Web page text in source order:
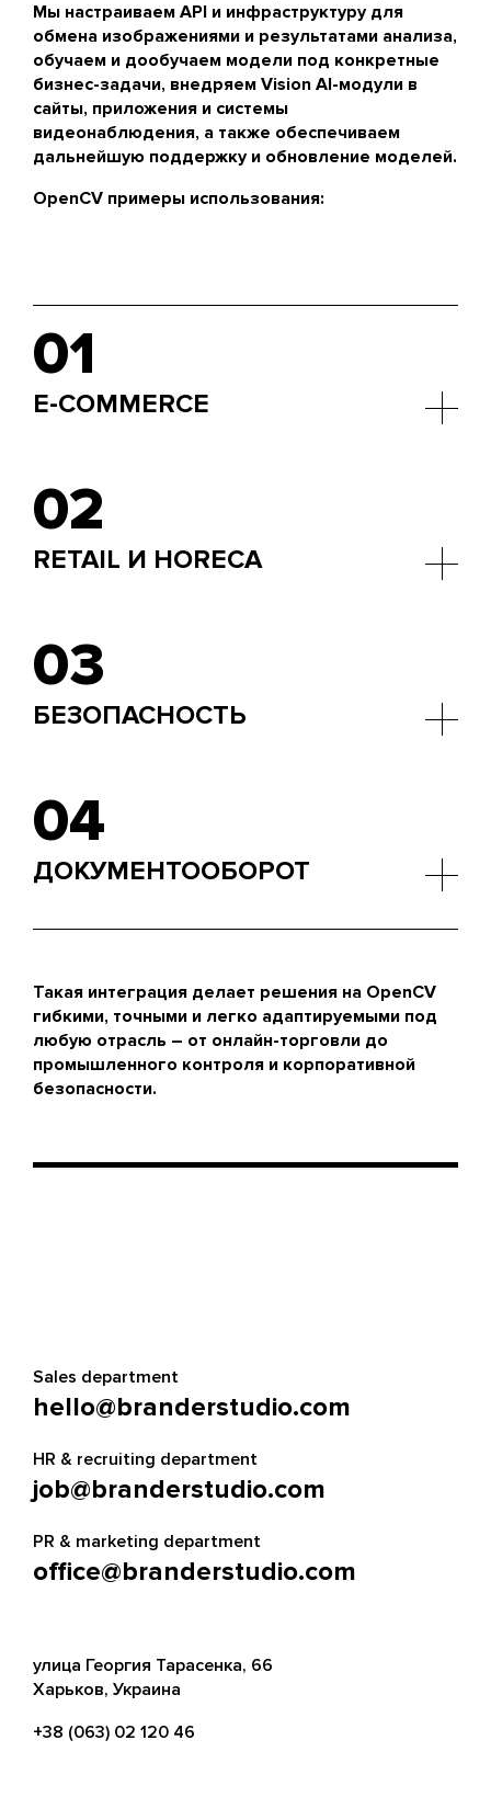
Мы настраиваем API и инфраструктуру для
обмена изображениями и результатами анализа,
обучаем и дообучаем модели под конкретные
бизнес-задачи, внедряем Vision AI-модули в
сайты, приложения и системы
видеонаблюдения, а также обеспечиваем
дальнейшую поддержку и обновление моделей.
OpenCV примеры использования:
01
E-COMMERCE
сайте.
02
RETAIL И HORECA
03
БЕЗОПАСНОСТЬ
04
ДОКУМЕНТООБОРОТ
Такая интеграция делает решения на OpenCV
гибкими, точными и легко адаптируемыми под
любую отрасль – от онлайн-торговли до
промышленного контроля и корпоративной
безопасности.
Sales department
hello@branderstudio.com
HR & recruiting department
job@branderstudio.com
PR & marketing department
office@branderstudio.com
улица Георгия Тарасенка, 66
Харьков, Украина
+38 (063) 02 120 46